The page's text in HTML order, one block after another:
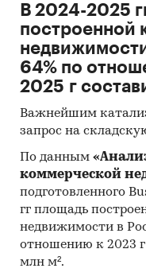
В 2024-2025
построенной
64% по
2025 г
Важнейшим
запрос на
По данным
коммерческой
подготовленного
гг площадь
недвижимости в
отношению к 2023 г
млн м².